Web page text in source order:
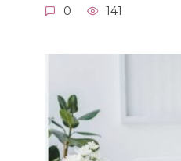
0 141